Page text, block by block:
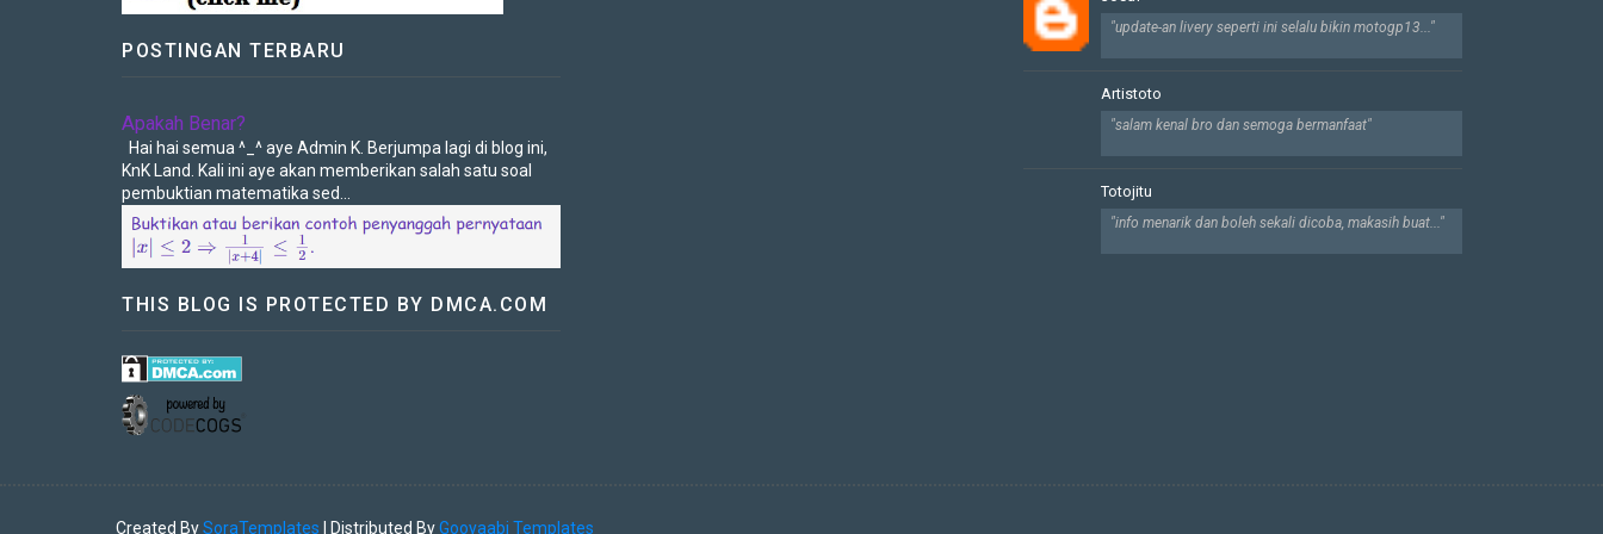
POSTINGAN TERBARU
Apakah Benar?
Hai hai semua ^_^ aye Admin K. Berjumpa lagi di blog ini,
KnK Land. Kali ini aye akan memberikan salah satu soal
pembuktian matematika sed...
THIS BLOG IS PROTECTED BY DMCA.COM
"update-an livery seperti ini selalu bikin motogp13..."
Artistoto
"salam kenal bro dan semoga bermanfaat"
Totojitu
"info menarik dan boleh sekali dicoba, makasih buat..."
Created BySoraTemplates | Distributed ByGooyaabi Templates